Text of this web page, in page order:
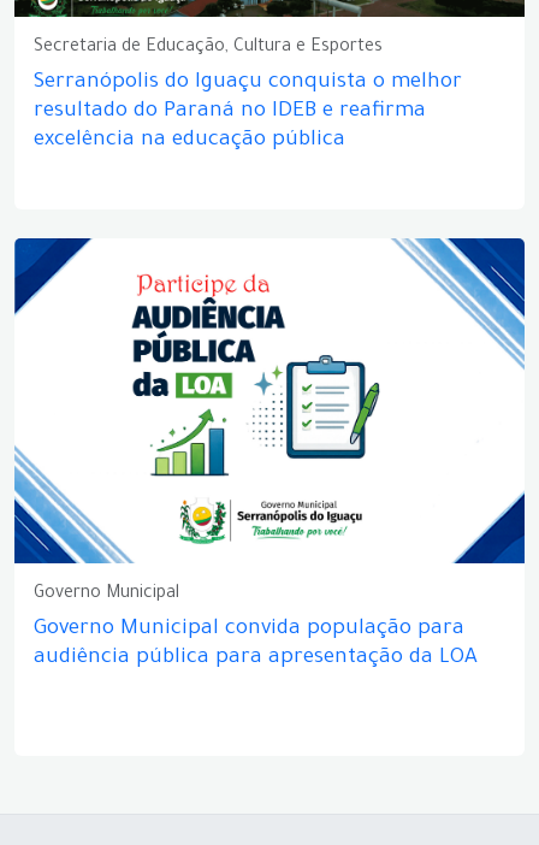
Secretaria de Educação, Cultura e Esportes
Serranópolis do Iguaçu conquista o melhor
resultado do Paraná no IDEB e reafirma
excelência na educação pública
Governo Municipal
Governo Municipal convida população para
audiência pública para apresentação da LOA